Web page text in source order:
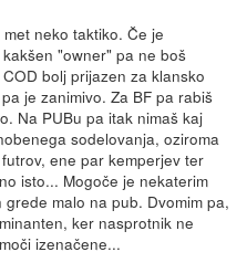
neko taktiko. Če je
"owner" pa ne boš
bolj prijazen za klansko
je zanimivo. Za BF pa rabiš
Na PUBu pa itak nimaš kaj
sodelovanja, oziroma
ene par kemperjev ter
isto... Mogoče je nekaterim
malo na pub. Dvomim pa,
ker nasprotnik ne
izenačene...